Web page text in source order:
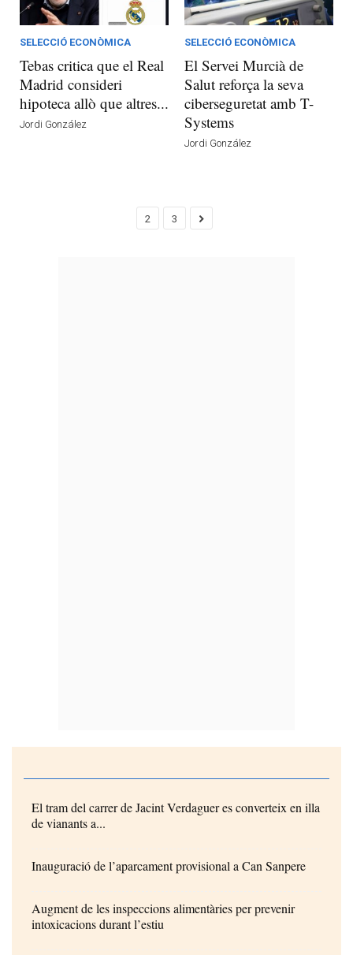
SELECCIÓ ECONÒMICA
Tebas critica que el Real
Madrid consideri
hipoteca allò que altres...
Jordi González
SELECCIÓ ECONÒMICA
El Servei Murcià de
Salut reforça la seva
ciberseguretat amb T-
Systems
Jordi González
2 3
El tram del carrer de Jacint Verdaguer es converteix en illa
de vianants a...
Inauguració de l’aparcament provisional a Can Sanpere
Augment de les inspeccions alimentàries per prevenir
intoxicacions durant l’estiu